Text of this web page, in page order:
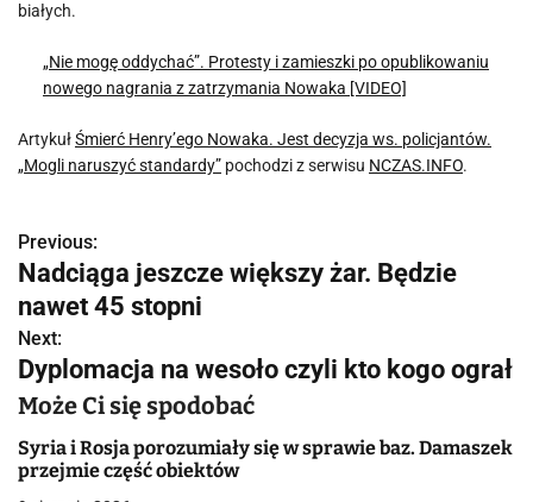
białych.
„Nie mogę oddychać”. Protesty i zamieszki po opublikowaniu
nowego nagrania z zatrzymania Nowaka [VIDEO]
ArtykułŚmierć Henry’ego Nowaka. Jest decyzja ws. policjantów.
„Mogli naruszyć standardy” pochodzi z serwisu NCZAS.INFO.
N
a
w
i
a
Previous:
Nadciąga jeszcze większy żar. Będzie
nawet 45 stopni
Next:
Dyplomacja na wesoło czyli kto kogo ograł
Może Ci się spodobać
Syria i Rosja porozumiały się w sprawie baz. Damaszek
przejmie część obiektów